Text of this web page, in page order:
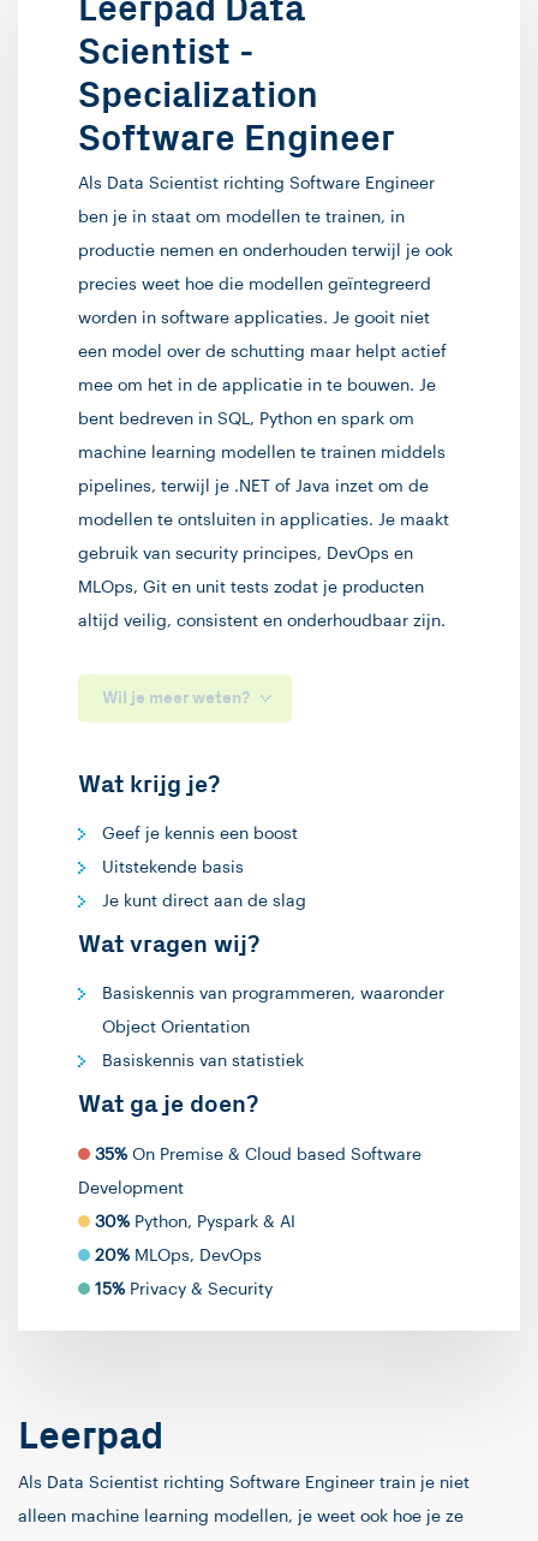
Leerpad Data
Scientist -
Specialization
Software Engineer
Als Data Scientist richting Software Engineer
ben je in staat om modellen te trainen, in
productie nemen en onderhouden terwijl je ook
precies weet hoe die modellen geïntegreerd
worden in software applicaties. Je gooit niet
een model over de schutting maar helpt actief
mee om het in de applicatie in te bouwen. Je
bent bedreven in SQL, Python en spark om
machine learning modellen te trainen middels
pipelines, terwijl je .NET of Java inzet om de
modellen te ontsluiten in applicaties. Je maakt
gebruik van security principes, DevOps en
MLOps, Git en unit tests zodat je producten
altijd veilig, consistent en onderhoudbaar zijn.
Wil je meer weten?
Wat krijg je?
Geef je kennis een boost
Uitstekende basis
Je kunt direct aan de slag
Wat vragen wij?
Basiskennis van programmeren, waaronder
Object Orientation
Basiskennis van statistiek
Wat ga je doen?
35% On Premise & Cloud based Software
Development
30% Python, Pyspark & AI
20% MLOps, DevOps
15% Privacy & Security
Leerpad
Als Data Scientist richting Software Engineer train je niet
alleen machine learning modellen, je weet ook hoe je ze